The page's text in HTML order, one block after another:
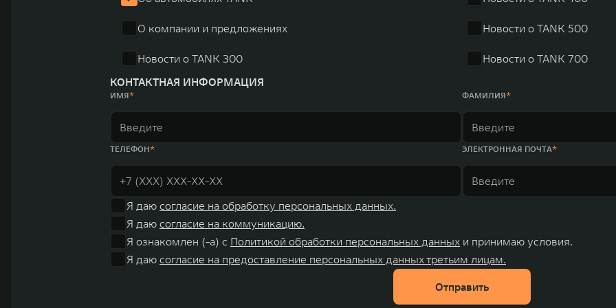
О компании и предложениях
Новости о TANK 300
Новости о TANK 500
Новости о TANK 700
КОНТАКТНАЯ ИНФОРМАЦИЯ
ИМЯ ФАМИЛИЯ
ТЕЛЕФОН ЭЛЕКТРОННАЯ ПОЧТА
Я даю согласие на обработку персональных данных.
Я даю согласие на коммуникацию.
Я ознакомлен (-а) с Политикой обработки персональных данных и принимаю условия.
Я даю согласие на предоставление персональных данных третьим лицам.
Отправить